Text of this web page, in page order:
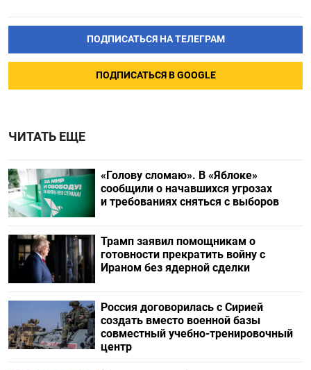
ПОДПИСАТЬСЯ НА ТЕЛЕГРАМ
ПОДПИСАТЬСЯ В GOOGLE
ЧИТАТЬ ЕЩЕ
«Голову сломаю». В «Яблоке»
сообщили о начавшихся угрозах
и требованиях сняться с выборов
Трамп заявил помощникам о
готовности прекратить войну с
Ираном без ядерной сделки
Россия договорилась с Сирией
создать вместо военной базы
совместный учебно-тренировочный
центр